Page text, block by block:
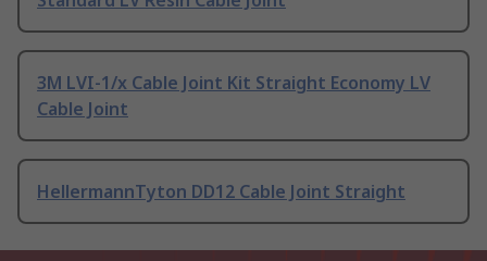
3M LVI-1/x Cable Joint Kit Straight Economy LV
Cable Joint
HellermannTyton DD12 Cable Joint Straight